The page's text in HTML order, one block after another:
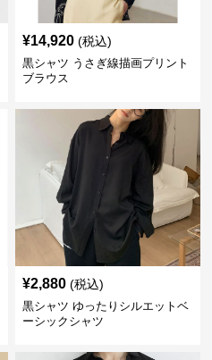
¥14,920 (税込)
黒シャツ うさぎ線描画プリント
ブラウス
¥2,880 (税込)
黒シャツ ゆったりシルエットベ
ーシックシャツ